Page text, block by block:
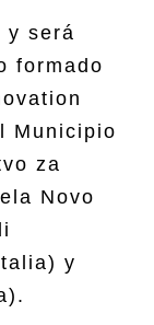
y será
formado
Municipio
za
Novo
y